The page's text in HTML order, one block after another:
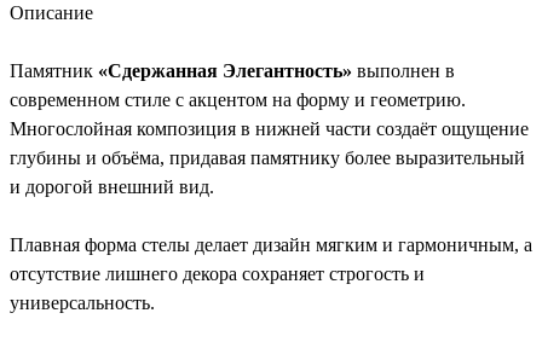
Описание
Памятник «Сдержанная Элегантность» выполнен в
современном стиле с акцентом на форму и геометрию.
Многослойная композиция в нижней части создаёт ощущение
глубины и объёма, придавая памятнику более выразительный
и дорогой внешний вид.
Плавная форма стелы делает дизайн мягким и гармоничным, а
отсутствие лишнего декора сохраняет строгость и
универсальность.